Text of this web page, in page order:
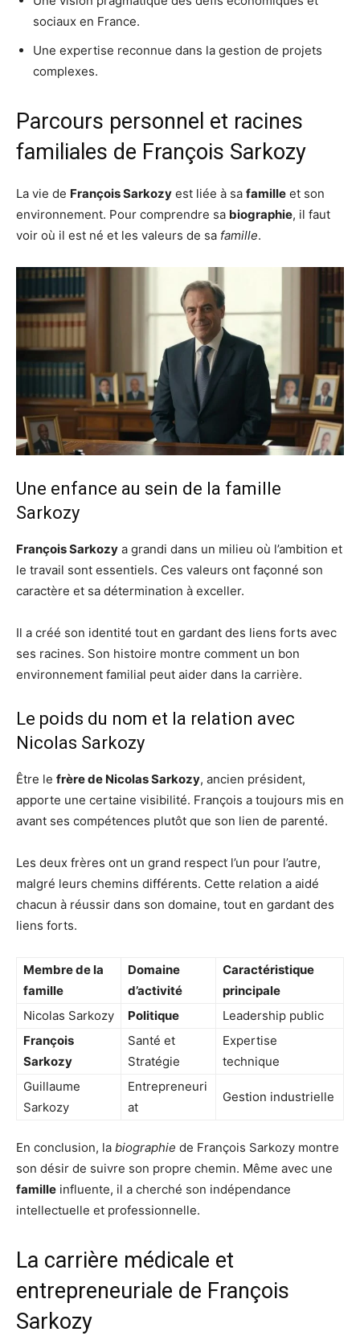
sociaux en France.
Une expertise reconnue dans la gestion de projets
complexes.
Parcours personnel et racines
familiales de François Sarkozy
La vie de François Sarkozy est liée à sa famille et son
environnement. Pour comprendre sa biographie, il faut
voir où il est né et les valeurs de sa famille.
Une enfance au sein de la famille
Sarkozy
François Sarkozy a grandi dans un milieu où l’ambition et
le travail sont essentiels. Ces valeurs ont façonné son
caractère et sa détermination à exceller.
Il a créé son identité tout en gardant des liens forts avec
ses racines. Son histoire montre comment un bon
environnement familial peut aider dans la carrière.
Le poids du nom et la relation avec
Nicolas Sarkozy
Être le frère de Nicolas Sarkozy, ancien président,
apporte une certaine visibilité. François a toujours mis en
avant ses compétences plutôt que son lien de parenté.
Les deux frères ont un grand respect l’un pour l’autre,
malgré leurs chemins différents. Cette relation a aidé
chacun à réussir dans son domaine, tout en gardant des
liens forts.
Membre de la
famille
Domaine
d’activité
Caractéristique
principale
Nicolas Sarkozy
Politique
Leadership public
François
Sarkozy
Santé et
Stratégie
Expertise
technique
Guillaume
Sarkozy
Entrepreneuri
at
Gestion industrielle
En conclusion, la biographie de François Sarkozy montre
son désir de suivre son propre chemin. Même avec une
famille influente, il a cherché son indépendance
intellectuelle et professionnelle.
La carrière médicale et
entrepreneuriale de François
Sarkozy